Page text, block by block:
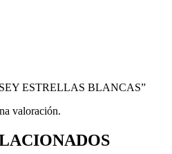
ESTRELLAS BLANCAS”
valoración.